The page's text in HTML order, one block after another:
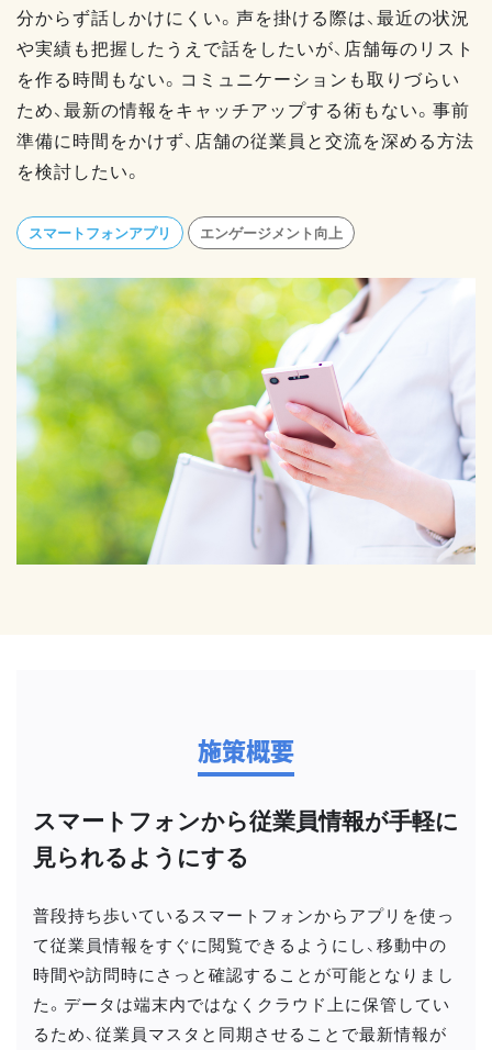
分からず話しかけにくい。声を掛ける際は、最近の状況
や実績も把握したうえで話をしたいが、店舗毎のリスト
を作る時間もない。コミュニケーションも取りづらい
ため、最新の情報をキャッチアップする術もない。事前
準備に時間をかけず、店舗の従業員と交流を深める方法
を検討したい。
スマートフォンアプリ エンゲージメント向上
施策概要
スマートフォンから従業員情報が手軽に
見られるようにする
普段持ち歩いているスマートフォンからアプリを使っ
て従業員情報をすぐに閲覧できるようにし、移動中の
時間や訪問時にさっと確認することが可能となりまし
た。データは端末内ではなくクラウド上に保管してい
るため、従業員マスタと同期させることで最新情報が